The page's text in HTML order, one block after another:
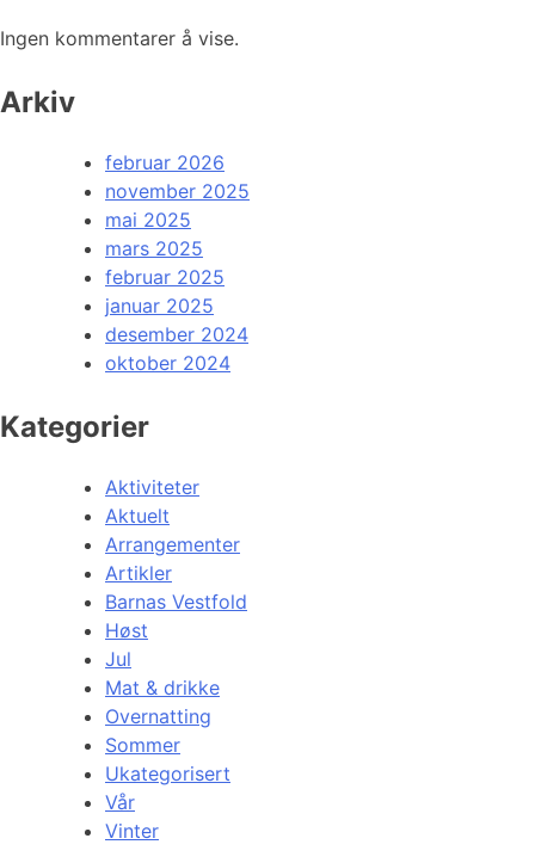
Ingen kommentarer å vise.
Arkiv
februar 2026
november 2025
mai 2025
mars 2025
februar 2025
januar 2025
desember 2024
oktober 2024
Kategorier
Aktiviteter
Aktuelt
Arrangementer
Artikler
Barnas Vestfold
Høst
Jul
Mat & drikke
Overnatting
Sommer
Ukategorisert
Vår
Vinter